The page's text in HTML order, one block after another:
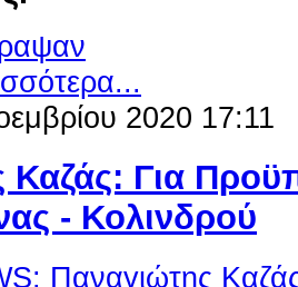
2020 17:11
Καζάς: Για
- Κολινδρού